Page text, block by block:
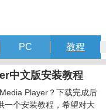
PC 教程
中文版安装教程
Player？下载完成后
一个安装教程，希望对大